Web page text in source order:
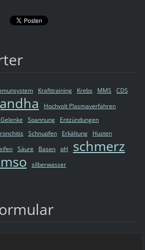
Krafttraining Krebs MMS
CDS
Hochvolt Plasmaverfahren
Spannung
Entzündungen
Schnupfen Erkältung
Husten
Säure Basen pH
schmerz
silberwasser